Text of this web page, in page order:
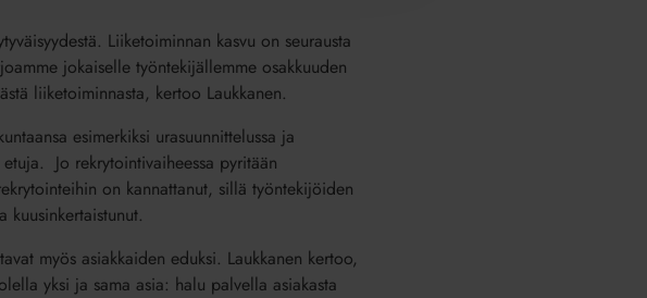
Liiketoiminnan kasvu on seurausta
jokaiselle työntekijällemme osakkuuden
liiketoiminnasta, kertoo Laukkanen.
esimerkiksi urasuunnittelussa ja
Jo rekrytointivaiheessa pyritään
on kannattanut, sillä työntekijöiden
kuusinkertaistunut.
myös asiakkaiden eduksi. Laukkanen kertoo,
yksi ja sama asia: halu palvella asiakasta